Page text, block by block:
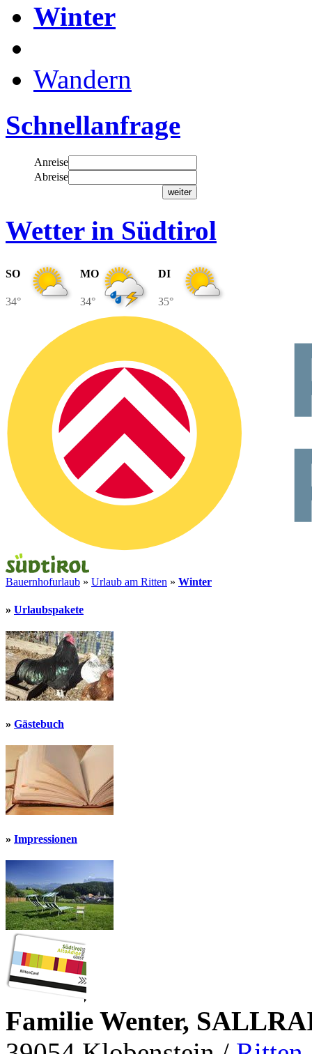
Winter
Wandern
Schnellanfrage
Anreise
Abreise
Wetter in Südtirol
SO MO DI
34° 34° 35°
Bauernhofurlaub » Urlaub am Ritten » Winter
» Urlaubspakete
» Gästebuch
» Impressionen
Familie Wenter,